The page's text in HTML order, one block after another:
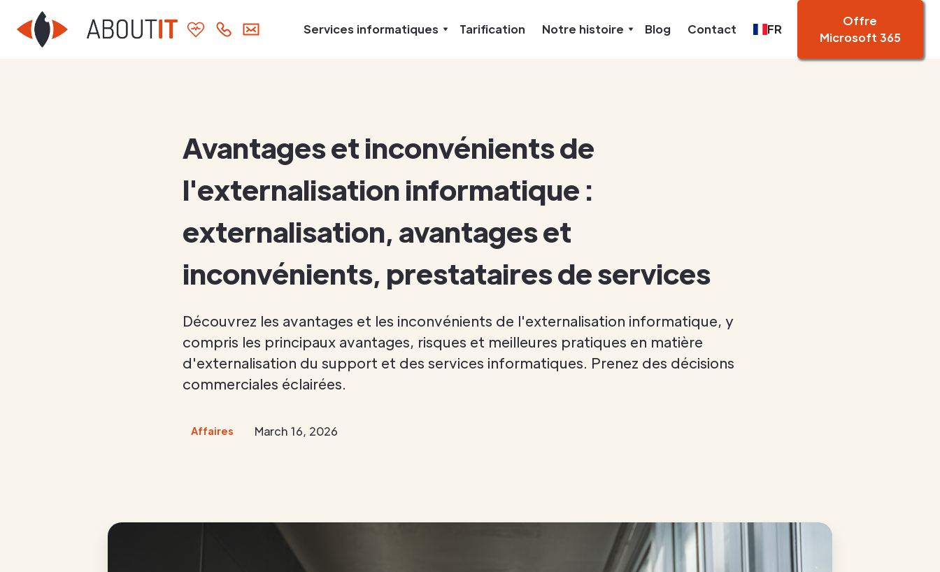
Services informatiques Tarification Notre histoire Blog Contact FR
Offre
Microsoft 365
Avantages et inconvénients de
l'externalisation informatique :
externalisation, avantages et
inconvénients, prestataires de services
Découvrez les avantages et les inconvénients de l'externalisation informatique, y
compris les principaux avantages, risques et meilleures pratiques en matière
d'externalisation du support et des services informatiques. Prenez des décisions
commerciales éclairées.
Affaires March 16, 2026